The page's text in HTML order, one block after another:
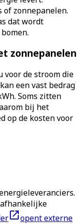
zonnepanelen.
dat wordt
zonnepanelen
voor de stroom die
een vast bedrag
Soms zitten
bij het
op de kosten voor
opent externe